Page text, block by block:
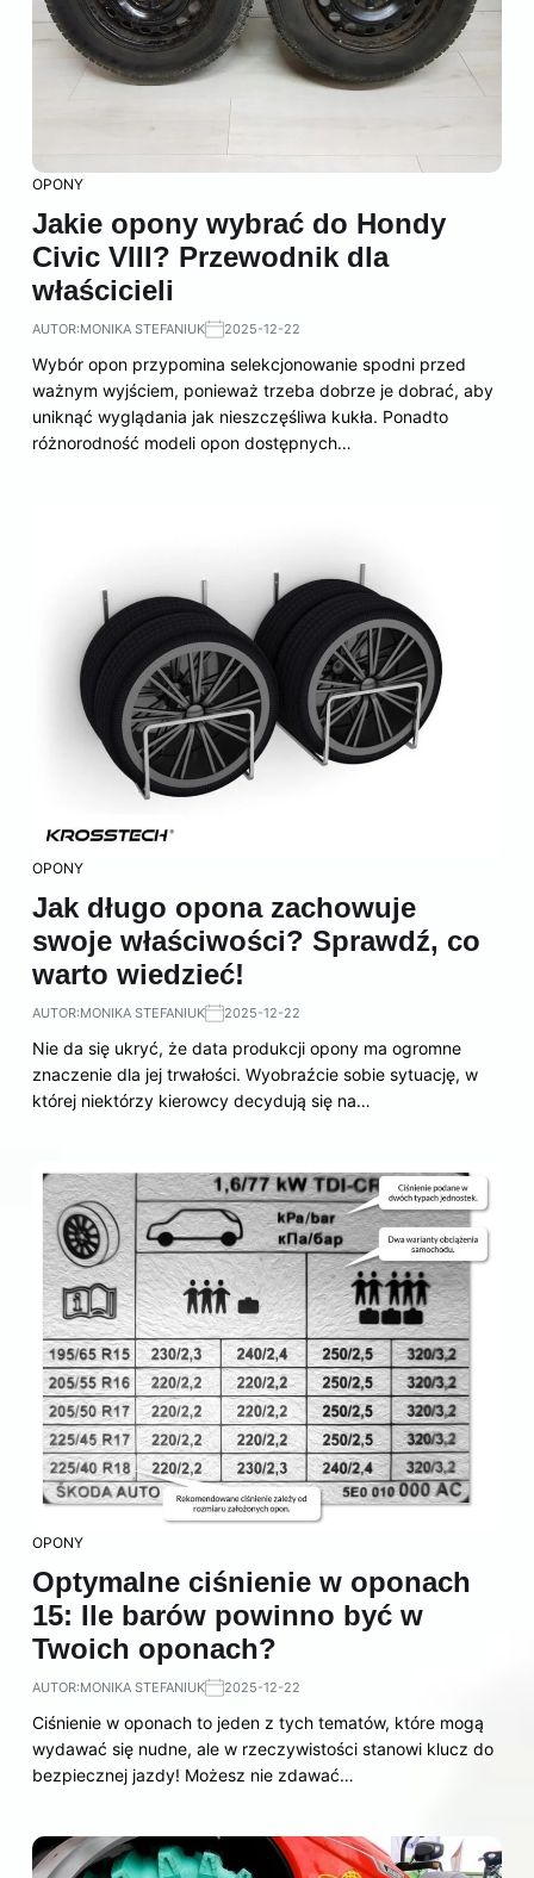
OPONY
Jakie opony wybrać do Hondy
Civic VIII? Przewodnik dla
właścicieli
AUTOR:MONIKA STEFANIUK 2025-12-22
Wybór opon przypomina selekcjonowanie spodni przed
ważnym wyjściem, ponieważ trzeba dobrze je dobrać, aby
uniknąć wyglądania jak nieszczęśliwa kukła. Ponadto
różnorodność modeli opon dostępnych…
OPONY
Jak długo opona zachowuje
swoje właściwości? Sprawdź, co
warto wiedzieć!
AUTOR:MONIKA STEFANIUK 2025-12-22
Nie da się ukryć, że data produkcji opony ma ogromne
znaczenie dla jej trwałości. Wyobraźcie sobie sytuację, w
której niektórzy kierowcy decydują się na…
OPONY
Optymalne ciśnienie w oponach
15: Ile barów powinno być w
Twoich oponach?
AUTOR:MONIKA STEFANIUK 2025-12-22
Ciśnienie w oponach to jeden z tych tematów, które mogą
wydawać się nudne, ale w rzeczywistości stanowi klucz do
bezpiecznej jazdy! Możesz nie zdawać…